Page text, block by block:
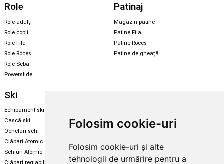
Folosim cookie-uri
Folosim cookie-uri și alte
tehnologii de urmărire pentru a
Role
Role adulți
Role copii
Role Fila
Role Roces
Role Seba
Powerslide
Patinaj
Magazin patine
Patine Fila
Patine Roces
Patine de gheață
Ski
Echipament ski
Cască ski
Ochelari schi
Clăpari Atomic
Schiuri Atomic
Echipament snowboard
Skate & longboard